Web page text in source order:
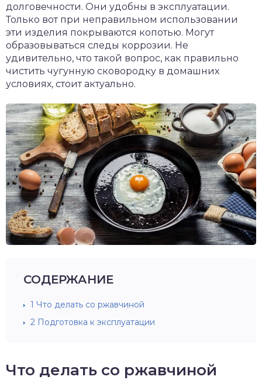
долговечности. Они удобны в эксплуатации.
Только вот при неправильном использовании
эти изделия покрываются копотью. Могут
образовываться следы коррозии. Не
удивительно, что такой вопрос, как правильно
чистить чугунную сковородку в домашних
условиях, стоит актуально.
СОДЕРЖАНИЕ
1 Что делать со ржавчиной
2 Подготовка к эксплуатации
Что делать со ржавчиной